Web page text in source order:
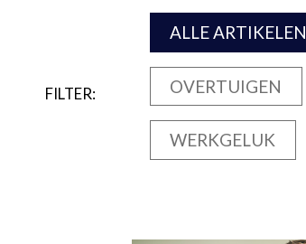
FILTER:
ALLE ARTIKELEN
OVERTUIGEN
WERKGELUK